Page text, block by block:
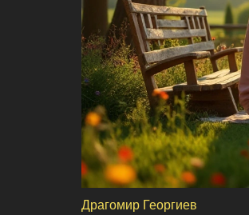
Драгомир Георгиев